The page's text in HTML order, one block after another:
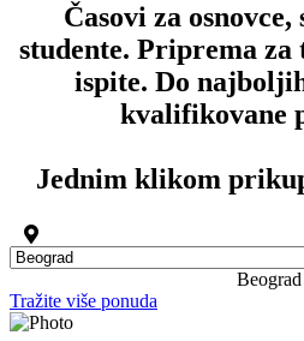
Časovi za
studente. Priprema za
ispite. Do
kvalifikovane
Jednim klikom
Beograd
Tražite više ponuda